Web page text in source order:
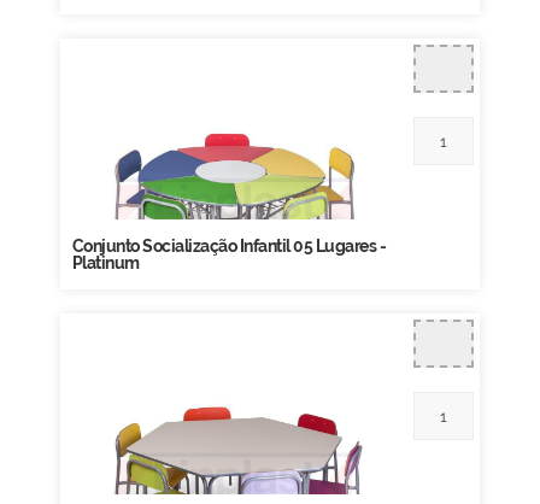
Conjunto Socialização Infantil 05 Lugares -
Platinum